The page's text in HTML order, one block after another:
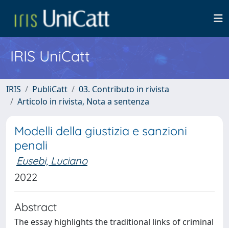
IRIS UniCatt
IRIS PubliCatt
03. Contributo in rivista
Articolo in rivista, Nota a sentenza
Modelli della giustizia e sanzioni
penali
Eusebi, Luciano
2022
Abstract
The essay highlights the traditional links of criminal